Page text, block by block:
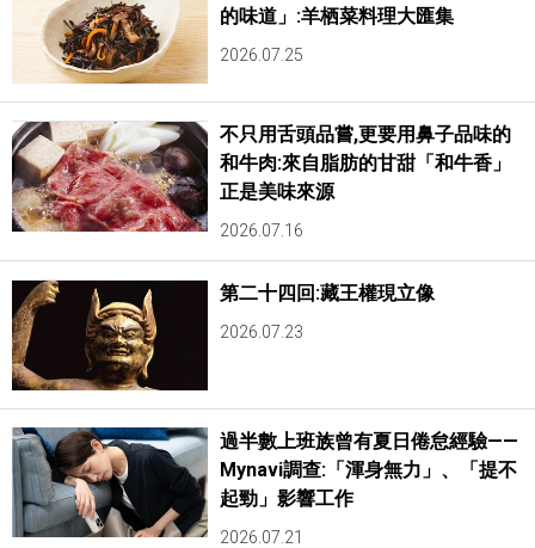
的味道」:羊栖菜料理大匯集
2026.07.25
不只用舌頭品嘗,更要用鼻子品味的
和牛肉:來自脂肪的甘甜「和牛香」
正是美味來源
2026.07.16
第二十四回:藏王權現立像
2026.07.23
過半數上班族曾有夏日倦怠經驗——
Mynavi調查:「渾身無力」、「提不
起勁」影響工作
2026.07.21